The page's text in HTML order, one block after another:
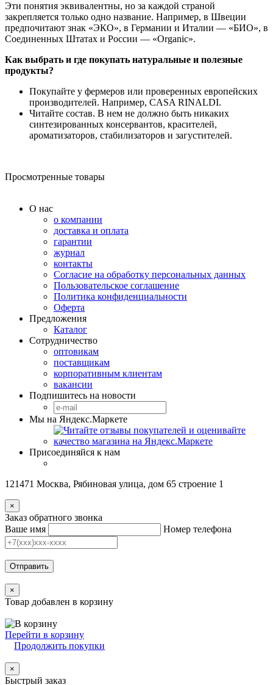
Эти понятия эквивалентны, но за каждой страной
закрепляется только одно название. Например, в Швеции
предпочитают знак «ЭКО», в Германии и Италии — «БИО», в
Соединенных Штатах и России — «Organic».
Как выбрать и где покупать натуральные и полезные
продукты?
Покупайте у фермеров или проверенных европейских
производителей. Например, CASA RINALDI.
Читайте состав. В нем не должно быть никаких
синтезированных консервантов, красителей,
ароматизаторов, стабилизаторов и загустителей.
Просмотренные товары
О нас
о компании
доставка и оплата
гарантии
журнал
контакты
Согласие на обработку персональных данных
Пользовательское соглашение
Политика конфиденциальности
Оферта
Предложения
Каталог
Сотрудничество
оптовикам
поставщикам
корпоративным клиентам
вакансии
Подпишитесь на новости
Мы на Яндекс.Маркете
Присоединяйся к нам
121471 Москва, Рябиновая улица, дом 65 строение 1
×
Заказ обратного звонка
Ваше имя
Номер телефона
Отправить
×
Товар добавлен в корзину
Перейти в корзину
Продолжить покупки
×
Быстрый заказ